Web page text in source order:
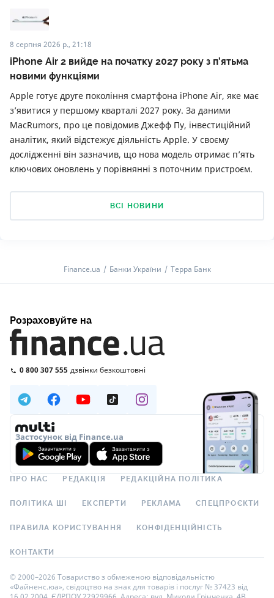
8 серпня 2026 р., 21:18
iPhone Air 2 вийде на початку 2027 року з п’ятьма
новими функціями
Apple готує друге покоління смартфона iPhone Air, яке має
з’явитися у першому кварталі 2027 року. За даними
MacRumors, про це повідомив Джефф Пу, інвестиційний
аналітик, який відстежує діяльність Apple. У своєму
дослідженні він зазначив, що нова модель отримає п’ять
ключових оновлень у порівнянні з поточним пристроєм.
ВСІ НОВИНИ
Finance.ua Банки України Терра Банк
Розраховуйте на
0 800 307 555 дзвінки безкоштовні
Застосунок від Finance.ua
ПРО НАС РЕДАКЦІЯ РЕДАКЦІЙНА ПОЛІТИКА
ПОЛІТИКА ШІ ЕКСПЕРТИ РЕКЛАМА СПЕЦПРОЄКТИ
ПРАВИЛА КОРИСТУВАННЯ КОНФІДЕНЦІЙНІСТЬ
КОНТАКТИ
© 2000–2026 Товариство з обмеженою відповідальністю
«Файненс.юа», свідоцтво на знак для товарів і послуг № 37423 від